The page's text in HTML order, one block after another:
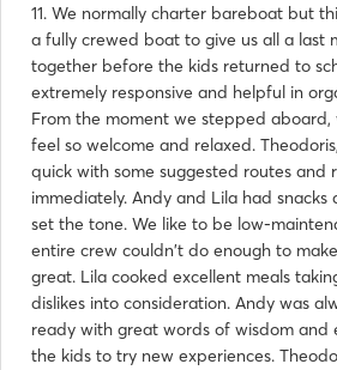
11. We normally charter bareboat but
a fully crewed boat to give us all a last
together before the kids returned to
extremely responsive and helpful in
From the moment we stepped
feel so welcome and relaxed.
quick with some suggested routes and
immediately. Andy and Lila had
set the tone. We like to be low-
entire crew couldn't do enough to
great. Lila cooked excellent meals
dislikes into consideration. Andy was
ready with great words of wisdom and
the kids to try new experiences.